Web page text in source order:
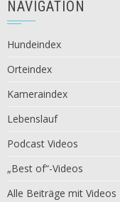
NAVIGATION
Hundeindex
Orteindex
Kameraindex
Lebenslauf
Podcast Videos
„Best of“-Videos
Alle Beiträge mit Videos